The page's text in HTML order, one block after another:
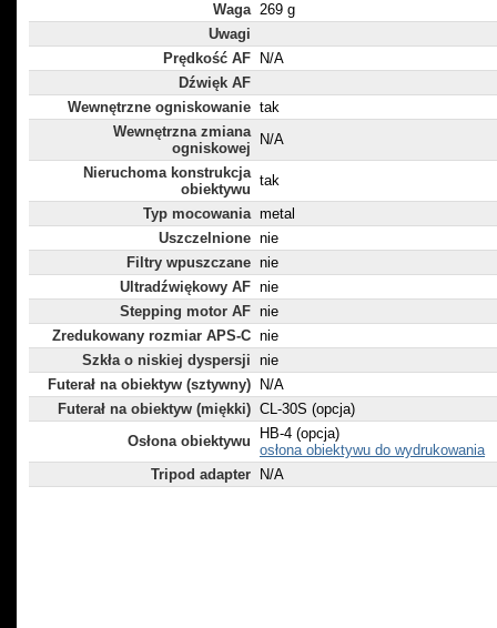
Waga 269 g
Uwagi
Prędkość AF
N/A
Dźwięk AF
Wewnętrzne ogniskowanie tak
Wewnętrzna zmiana
ogniskowej
N/A
Nieruchoma konstrukcja
obiektywu
tak
Typ mocowania metal
Uszczelnione nie
Filtry wpuszczane nie
Ultradźwiękowy AF nie
Stepping motor AF nie
Zredukowany rozmiar APS-C nie
Szkła o niskiej dyspersji nie
Futerał na obiektyw (sztywny)
N/A
Futerał na obiektyw (miękki) CL-30S (opcja)
Osłona obiektywu
HB-4 (opcja)
osłona obiektywu do wydrukowania
Tripod adapter
N/A